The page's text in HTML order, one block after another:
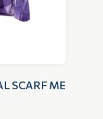
SCARF ΜΕ